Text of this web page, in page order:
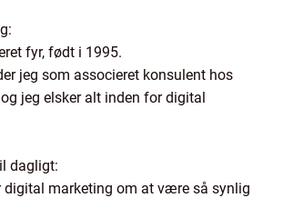
fyr, født i 1995.
jeg som associeret konsulent hos
jeg elsker alt inden for digital
dagligt:
digital marketing om at være så synlig